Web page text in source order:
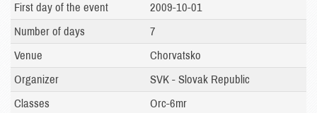
First day of the event
2009-10-01
Number of days
7
Venue
Chorvatsko
Organizer
SVK - Slovak Republic
Classes
Orc-6mr